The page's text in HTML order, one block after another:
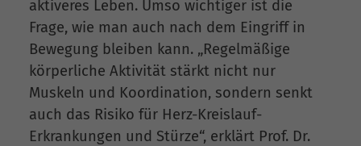
aktiveres Leben. Umso wichtiger ist die
Frage, wie man auch nach dem Eingriff in
Bewegung bleiben kann. „Regelmäßige
körperliche Aktivität stärkt nicht nur
Muskeln und Koordination, sondern senkt
auch das Risiko für Herz-Kreislauf-
Erkrankungen und Stürze“, erklärt Prof. Dr.